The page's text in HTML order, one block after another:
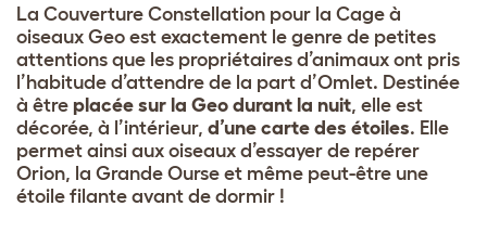
La Couverture Constellation pour la Cage à
oiseaux Geo est exactement le genre de petites
attentions que les propriétaires d’animaux ont pris
l’habitude d’attendre de la part d’Omlet. Destinée
à être placée sur la Geo durant la nuit, elle est
décorée, à l’intérieur, d’une carte des étoiles. Elle
permet ainsi aux oiseaux d’essayer de repérer
Orion, la Grande Ourse et même peut-être une
étoile filante avant de dormir !